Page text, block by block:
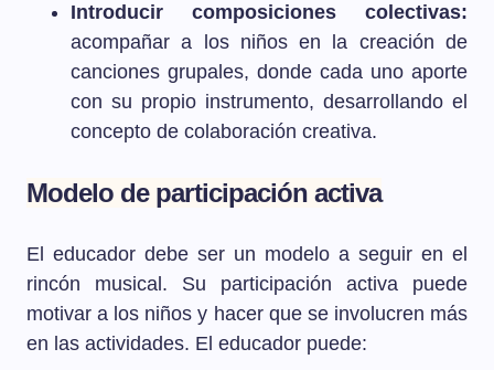
Introducir composiciones colectivas:
acompañar a los niños en la creación de
canciones grupales, donde cada uno aporte
con su propio instrumento, desarrollando el
concepto de colaboración creativa.
Modelo de participación activa
El educador debe ser un modelo a seguir en el
rincón musical. Su participación activa puede
motivar a los niños y hacer que se involucren más
en las actividades. El educador puede: